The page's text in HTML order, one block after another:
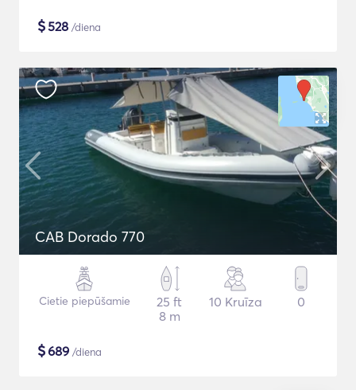
$528 /diena
CAB Dorado 770
Cietie piepūšamie
25 ft
8 m
10 Kruīza 0
$689 /diena